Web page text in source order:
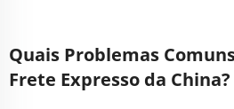
Quais Problemas
Frete Expresso da China?